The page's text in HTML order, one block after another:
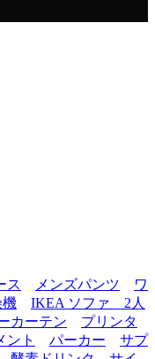
ス メンズパンツ
ワ
機
IKEA ソファ 2人
カーテン
プリンタ
ント パーカー
サプ